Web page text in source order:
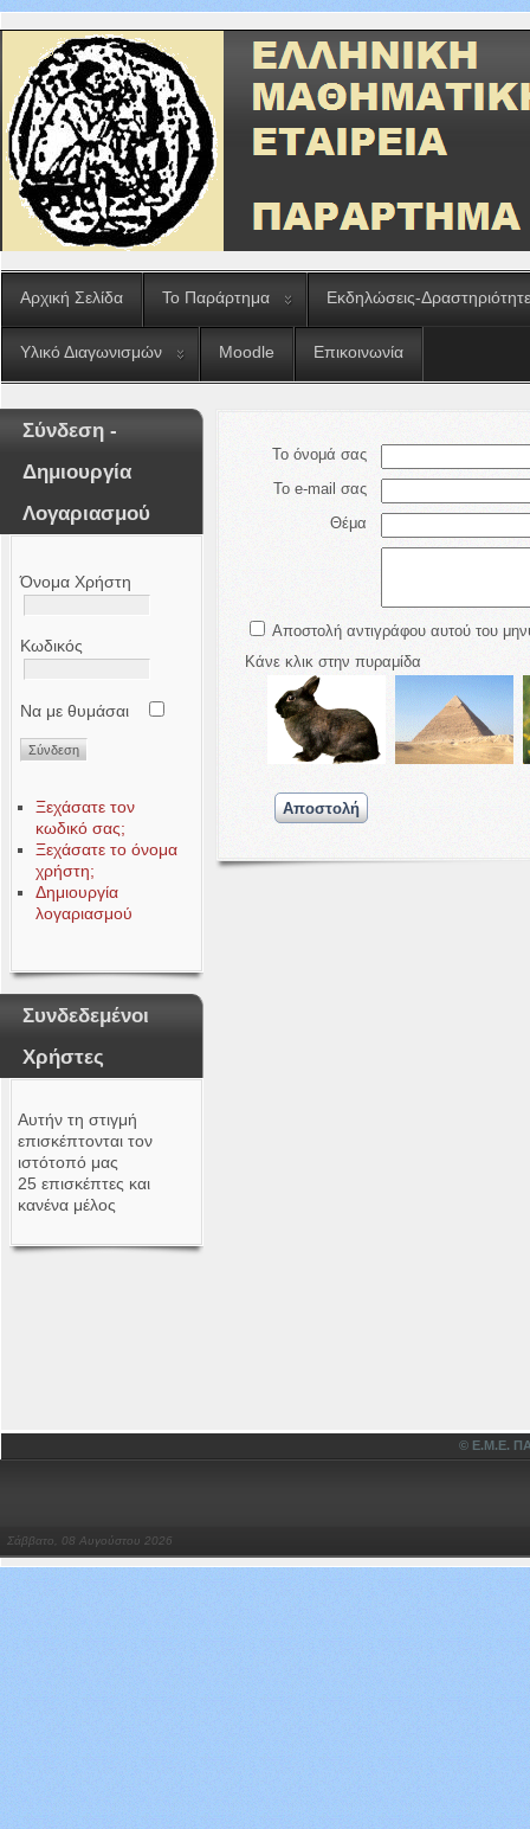
Αρχική Σελίδα Το Παράρτημα Εκδηλώσεις-
Υλικό Διαγωνισμών Moodle Επικοινωνία
Σύνδεση -
Δημιουργία
Λογαριασμού
Όνομα Χρήστη
Κωδικός
Να με θυμάσαι
Ξεχάσατε τον
κωδικό σας;
Ξεχάσατε το όνομα
χρήστη;
Δημιουργία
λογαριασμού
Συνδεδεμένοι
Χρήστες
Αυτήν τη στιγμή
επισκέπτονται τον
ιστότοπό μας
25 επισκέπτες και
κανένα μέλος
Το όνομά σας
Το e-mail σας
Θέμα
Αποστολή αντιγράφου αυτού του
Κάνε κλικ στην πυραμίδα
© Ε.Μ.Ε.
Σάββατο, 08 Αυγούστου 2026